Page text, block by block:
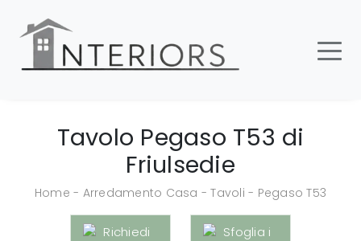
Tavolo Pegaso T53 di
Friulsedie
Home - Arredamento Casa -Tavoli - Pegaso T53